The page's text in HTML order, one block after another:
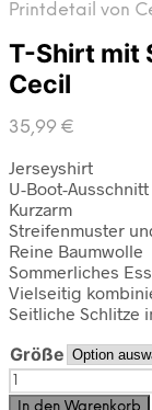
Printdetail von
T-Shirt mit
Cecil
35,99 €
Jerseyshirt
U-Boot-Ausschnitt
Kurzarm
Streifenmuster
Reine Baumwolle
Sommerliches
Vielseitig
Seitliche Schlitze
Größe
T-
Shirt